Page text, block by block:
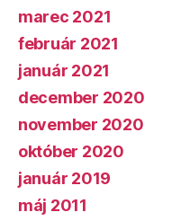
marec 2021
február 2021
január 2021
december 2020
november 2020
október 2020
január 2019
máj 2011